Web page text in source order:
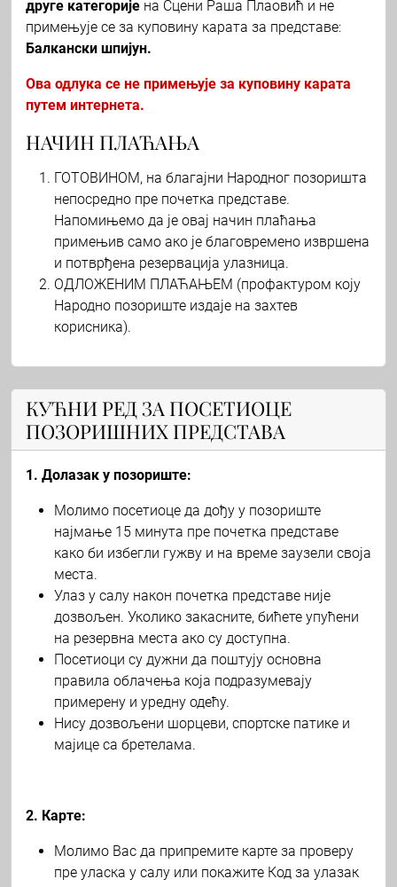
друге категорије на Сцени Раша Плаовић и не
примењује се за куповину карата за представе:
Балкански шпијун.
Ова одлука се не примењује за куповину карата
путем интернета.
НАЧИН ПЛАЋАЊА
ГОТОВИНОМ, на благајни Народног позоришта
непосредно пре почетка представе.
Напомињемо да је овај начин плаћања
примењив само ако је благовремено извршена
и потврђена резервација улазница.
ОДЛОЖЕНИМ ПЛАЋАЊЕМ (профактуром коју
Народно позориште издаје на захтев
корисника).
КУЋНИ РЕД ЗА ПОСЕТИОЦЕ
ПОЗОРИШНИХ ПРЕДСТАВА
1. Долазак у позориште:
Молимо посетиоце да дођу у позориште
најмање 15 минута пре почетка представе
како би избегли гужву и на време заузели своја
места.
Улаз у салу након почетка представе није
дозвољен. Уколико закасните, бићете упућени
на резервна места ако су доступна.
Посетиоци су дужни да поштују основна
правила облачења која подразумевају
примерену и уредну одећу.
Нису дозвољени шорцеви, спортске патике и
мајице са бретелама.
2. Карте:
Молимо Вас да припремите карте за проверу
пре уласка у салу или покажите Код за улазак